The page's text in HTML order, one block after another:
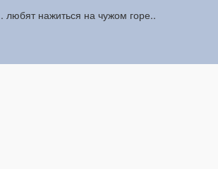
любят нажиться на чужом горе..